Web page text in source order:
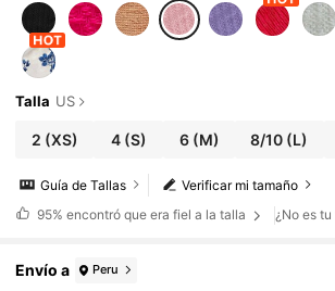
Talla US
2 (XS) 4(S) 6(M) 8/10 (L)
Verificar mi tamaño
Guía de Tallas
95% encontró que era fiel a la talla ¿No es
Envío a Peru